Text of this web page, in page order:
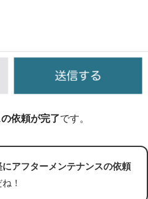
依頼が完了です。
アフターメンテナンスの依頼
！